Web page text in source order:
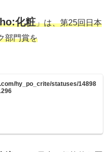
化粧」は、第25回日本
部門賞を
hy_po_crite/statuses/14898